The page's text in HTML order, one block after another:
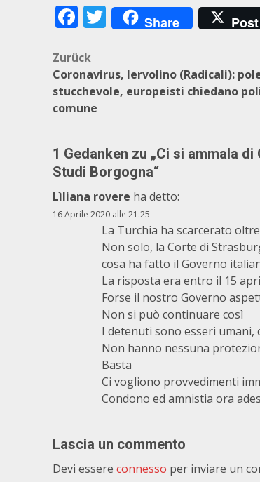
Facebook
Twitter
Share Post
Beitragsnavigation
Zurück
Coronavirus, Iervolino (Radicali):
stucchevole, europeisti chiedano
comune
1 Gedanken zu „Ci si ammala
Studi Borgogna“
Lìliana rovere ha detto:
16 Aprile 2020 alle 21:25
La Turchia ha scarcerato
Non solo, la Corte di
cosa ha fatto il Governo
La risposta era entro il 15
Forse il nostro Governo
Non si può continuare così
I detenuti sono esseri
Non hanno nessuna
Basta
Ci vogliono provvedimenti
Condono ed amnistia ora
Lascia un commento
Devi essere connesso per inviare un